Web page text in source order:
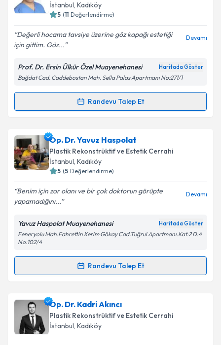
E-posta Adresiniz
Kişisel verilerimin işlenmesine ilişkin
Metni'ni okudum ve kişisel verilerimin belirtilen
kapsamda işlenmesini kabul ediyorum.
Takvim Talebini Gönder
İstanbul, Kadıköy
5 (11 Değerlendirme)
Değerli hocama tavsiye üzerine göz kapağı estetiği
için gittim. Göz...
Devamı
Prof. Dr. Ersin Ülkür Özel Muayenehanesi Haritada Göster
Bağdat Cad. Caddebostan Mah. Sella Palas Apartmanı No:271/1
Randevu Talep Et
Randevu Takvimi Talebi
Prof. Dr. Ersin Ülküriçin randevu takvimi talebi
oluşturun. Size bu uzmandan randevu almanız için bir
takvim hazırlandığında e-posta ile bilgilendireceğiz.
Kişisel verilerimin işlenmesine ilişkin
Aydınlatma
Metni'ni okudum ve kişisel verilerimin belirtilen
Takvim Talebini Gönder
Op. Dr. Yavuz Haspolat
Plastik Rekonstrüktif ve Estetik Cerrahi
İstanbul, Kadıköy
5 (5 Değerlendirme)
Benim için zor olanı ve bir çok doktorun görüpte
yapamadığını...
Devamı
Yavuz Haspolat Muayenehanesi Haritada Göster
Feneryolu Mah.Fahrettin Kerim Gökay Cad.Tuğrul Apartmanı.Kat:2 D:4
No:102/4
Randevu Talep Et
Randevu Takvimi Talebi
Op. Dr. Yavuz Haspolatiçin randevu takvimi talebi
oluşturun. Size bu uzmandan randevu almanız için bir
takvim hazırlandığında e-posta ile bilgilendireceğiz.
Op. Dr. Kadri Akıncı
Plastik Rekonstrüktif ve Estetik Cerrahi
İstanbul, Kadıköy